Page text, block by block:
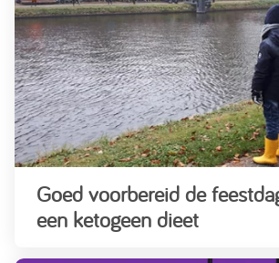
Goed voorbereid de
een ketogeen dieet